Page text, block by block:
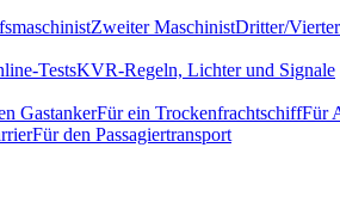
Zweiter MaschinistDritter/
TestsKVR-Regeln, Lichter und Signale
GastankerFür ein TrockenfrachtschiffFür
Für den Passagiertransport